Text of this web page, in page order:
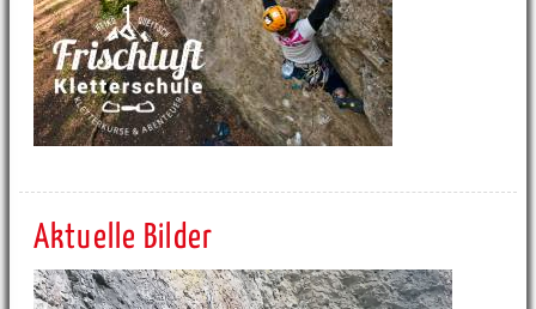
Aktuelle Bilder